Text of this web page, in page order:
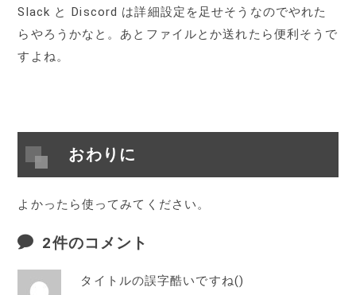
Slack と Discord は詳細設定を足せそうなのでやれた
らやろうかなと。あとファイルとか送れたら便利そうで
すよね。
おわりに
よかったら使ってみてください。
2件のコメント
タイトルの誤字酷いですね()